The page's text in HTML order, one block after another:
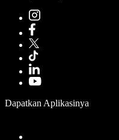
Dapatkan Aplikasinya